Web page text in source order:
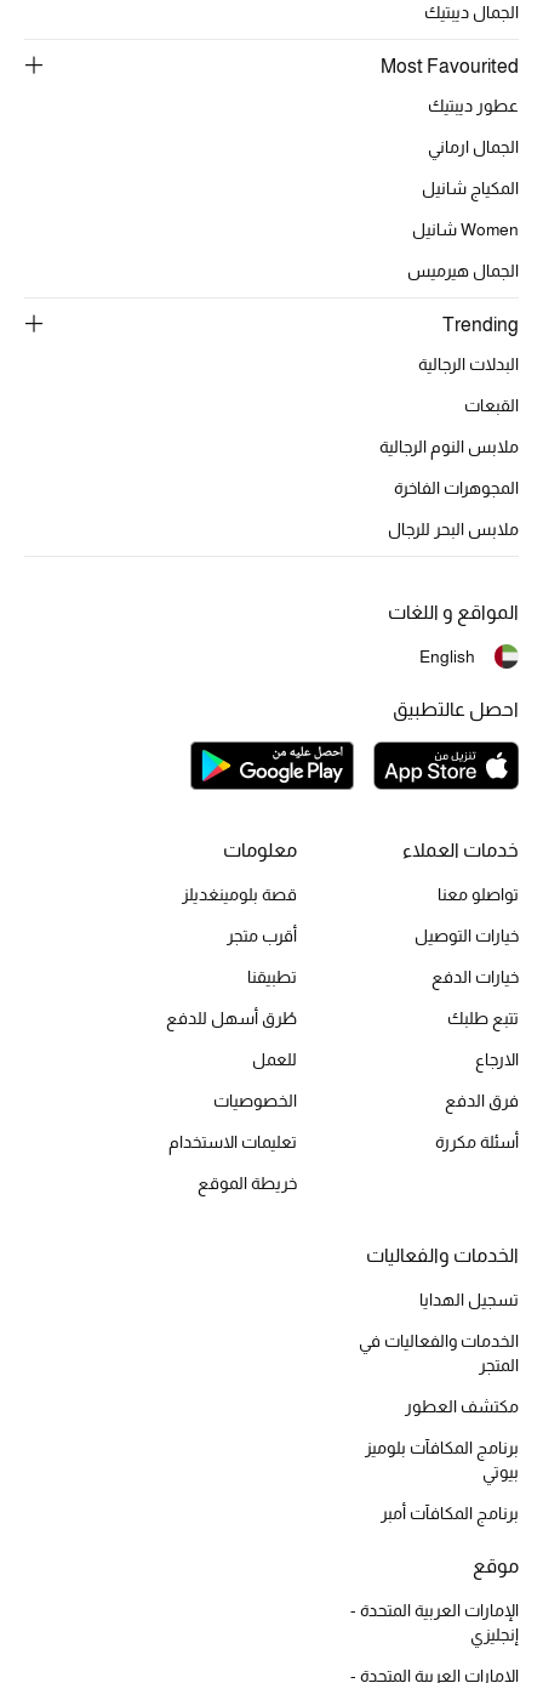
خصومات
الموسم الجديد
ركن أناقة المنتجعات
جميع إصدارتنا النسائية
تشكيلة المناسبات للنساء
الحب للمحلي
هدايا للنساء
جميع الأحذية النسائية
جميع الحقائب النسائية
موضة نسائية
الموسم الجديد
الحقائب النسائية
دليل ملتزمات الحقائب
حقائب رجالية
حقائب الأطفال
أبرز المصممين
الجمال ديبتيك
Most Favourited
عطور ديبتيك
الجمال ارماني
المكياج شانيل
Women شانيل
الجمال هيرميس
Trending
البدلات الرجالية
القبعات
ملابس النوم الرجالية
المجوهرات الفاخرة
ملابس البحر للرجال
خدمات العملاء
تواصلو معنا
خيارات التوصيل
خيارات الدفع
تتبع طلبك
الارجاع
فرق الدفع
أسئلة مكررة
معلومات
قصة بلومينغديلز
أقرب متجر
تطبيقنا
طُرق أسهل للدفع
للعمل
الخصوصيات
تعليمات الاستخدام
خريطة الموقع
الخدمات والفعاليات
تسجيل الهدايا
الخدمات والفعاليات في
المتجر
مكتشف العطور
برنامج المكافآت بلوميز
بيوتي
برنامج المكافآت أمبر
موقع
الإمارات العربية المتحدة -
إنجليزي
الإمارات العربية المتحدة -
المواقع و اللغات
English
احصل عالتطبيق